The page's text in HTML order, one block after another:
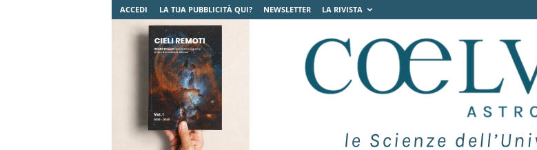
ACCEDI LA TUA PUBBLICITÀ QUI? NEWSLETTER LA RIVISTA